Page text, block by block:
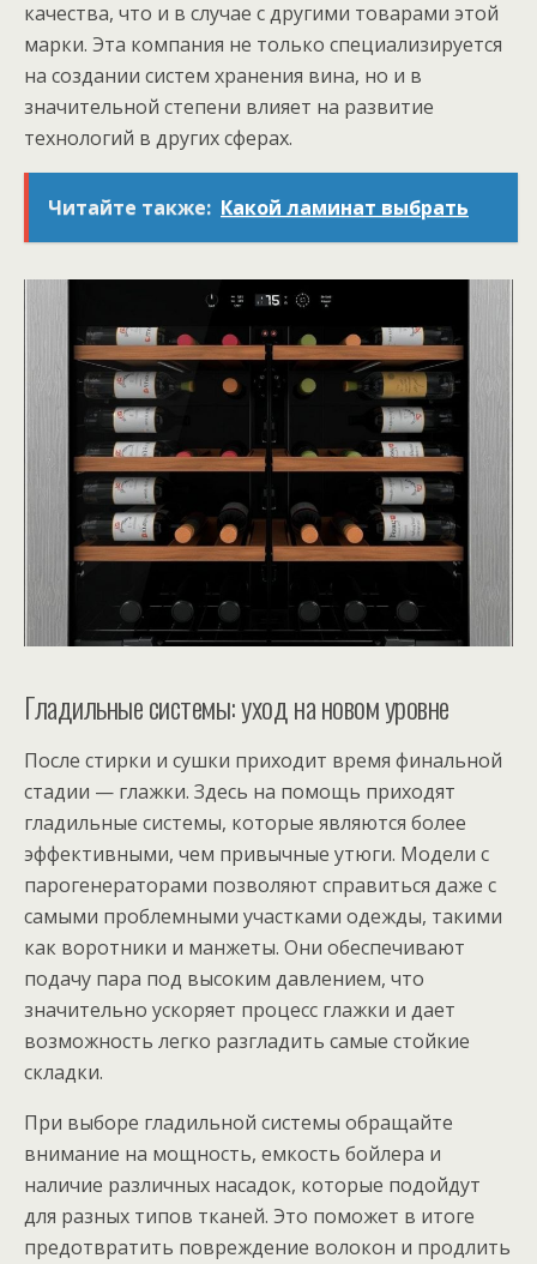
качества, что и в случае с другими товарами этой
марки. Эта компания не только специализируется
на создании систем хранения вина, но и в
значительной степени влияет на развитие
технологий в других сферах.
Читайте также: Какой ламинат выбрать
Гладильные системы: уход на новом уровне
После стирки и сушки приходит время финальной
стадии — глажки. Здесь на помощь приходят
гладильные системы, которые являются более
эффективными, чем привычные утюги. Модели с
парогенераторами позволяют справиться даже с
самыми проблемными участками одежды, такими
как воротники и манжеты. Они обеспечивают
подачу пара под высоким давлением, что
значительно ускоряет процесс глажки и дает
возможность легко разгладить самые стойкие
складки.
При выборе гладильной системы обращайте
внимание на мощность, емкость бойлера и
наличие различных насадок, которые подойдут
для разных типов тканей. Это поможет в итоге
предотвратить повреждение волокон и продлить